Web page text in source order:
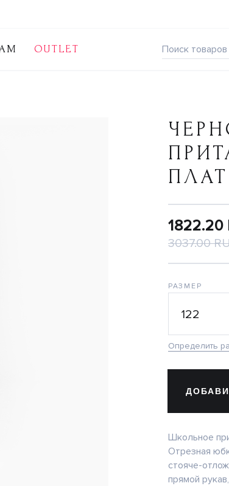
OUTLET
1822.20
3037.00
РАЗМЕР
122
Определить
Школьное
Отрезная
стояче-
прямой